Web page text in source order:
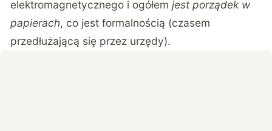
elektromagnetycznego i ogółemjest porządek w
papierach, co jest formalnością (czasem
przedłużającą się przez urzędy).